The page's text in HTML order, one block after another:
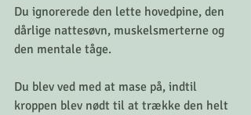
Du ignorerede den lette hovedpine, den
dårlige nattesøvn, muskelsmerterne og
den mentale tåge.
Du blev ved med at mase på, indtil
kroppen blev nødt til at trække den helt